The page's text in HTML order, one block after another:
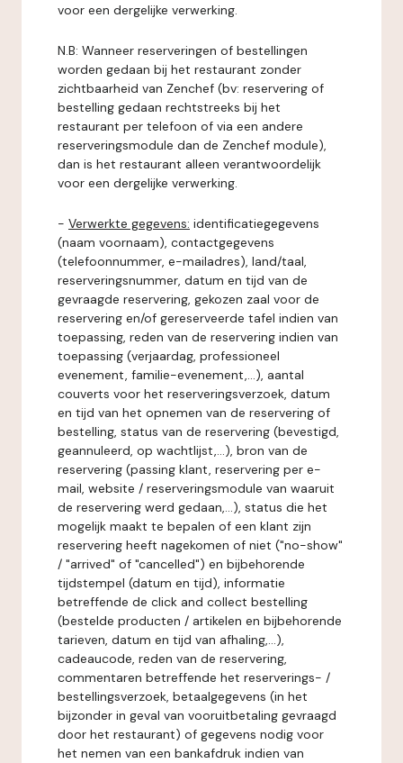
voor een dergelijke verwerking.
N.B: Wanneer reserveringen of bestellingen
worden gedaan bij het restaurant zonder
zichtbaarheid van Zenchef (bv: reservering of
bestelling gedaan rechtstreeks bij het
restaurant per telefoon of via een andere
reserveringsmodule dan de Zenchef module),
dan is het restaurant alleen verantwoordelijk
voor een dergelijke verwerking.
- Verwerkte gegevens: identificatiegegevens
(naam voornaam), contactgegevens
(telefoonnummer, e-mailadres), land/taal,
reserveringsnummer, datum en tijd van de
gevraagde reservering, gekozen zaal voor de
reservering en/of gereserveerde tafel indien van
toepassing, reden van de reservering indien van
toepassing (verjaardag, professioneel
evenement, familie-evenement,...), aantal
couverts voor het reserveringsverzoek, datum
en tijd van het opnemen van de reservering of
bestelling, status van de reservering (bevestigd,
geannuleerd, op wachtlijst,...), bron van de
reservering (passing klant, reservering per e-
mail, website / reserveringsmodule van waaruit
de reservering werd gedaan,...), status die het
mogelijk maakt te bepalen of een klant zijn
reservering heeft nagekomen of niet ("no-show"
/ "arrived" of "cancelled") en bijbehorende
tijdstempel (datum en tijd), informatie
betreffende de click and collect bestelling
(bestelde producten / artikelen en bijbehorende
tarieven, datum en tijd van afhaling,...),
cadeaucode, reden van de reservering,
commentaren betreffende het reserverings- /
bestellingsverzoek, betaalgegevens (in het
bijzonder in geval van vooruitbetaling gevraagd
door het restaurant) of gegevens nodig voor
het nemen van een bankafdruk indien van